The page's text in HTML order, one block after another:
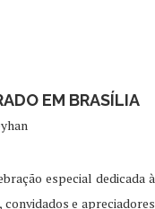
EM BRASÍLIA
especial dedicada à
e apreciadores